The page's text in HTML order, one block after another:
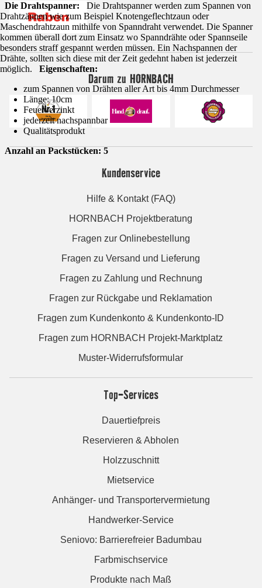
Die Drahtspanner: Die Drahtspanner werden zum Spannen von
Drahtzäunen wie zum Beispiel Knotengeflechtzaun oder
Maschendrahtzaun mithilfe von Spanndraht verwendet. Die Spanner
kommen überall dort zum Einsatz wo Spanndrähte oder Spannseile
besonders straff gespannt werden müssen. Ein Nachspannen der
Drähte, sollten sich diese mit der Zeit gedehnt haben ist jederzeit
möglich. Eigenschaften:
zum Spannen von Drähten aller Art bis 4mm Durchmesser
Länge: 10cm
Feuerverzinkt
jederzeit nachspannbar
Qualitätsprodukt
Anzahl an Packstücken: 5
Darum zu HORNBACH
Kundenservice
Hilfe & Kontakt (FAQ)
HORNBACH Projektberatung
Fragen zur Onlinebestellung
Fragen zu Versand und Lieferung
Fragen zu Zahlung und Rechnung
Fragen zur Rückgabe und Reklamation
Fragen zum Kundenkonto & Kundenkonto-ID
Fragen zum HORNBACH Projekt-Marktplatz
Muster-Widerrufsformular
Top-Services
Dauertiefpreis
Reservieren & Abholen
Holzzuschnitt
Mietservice
Anhänger- und Transportervermietung
Handwerker-Service
Seniovo: Barrierefreier Badumbau
Farbmischservice
Produkte nach Maß